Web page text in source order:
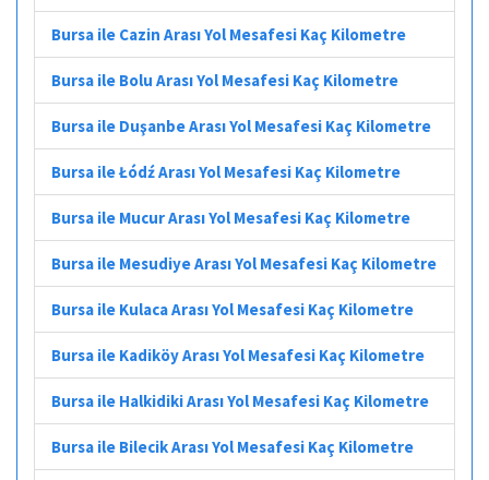
Bursa ile Cazin Arası Yol Mesafesi Kaç Kilometre
Bursa ile Bolu Arası Yol Mesafesi Kaç Kilometre
Bursa ile Duşanbe Arası Yol Mesafesi Kaç Kilometre
Bursa ile Łódź Arası Yol Mesafesi Kaç Kilometre
Bursa ile Mucur Arası Yol Mesafesi Kaç Kilometre
Bursa ile Mesudiye Arası Yol Mesafesi Kaç Kilometre
Bursa ile Kulaca Arası Yol Mesafesi Kaç Kilometre
Bursa ile Kadiköy Arası Yol Mesafesi Kaç Kilometre
Bursa ile Halkidiki Arası Yol Mesafesi Kaç Kilometre
Bursa ile Bilecik Arası Yol Mesafesi Kaç Kilometre